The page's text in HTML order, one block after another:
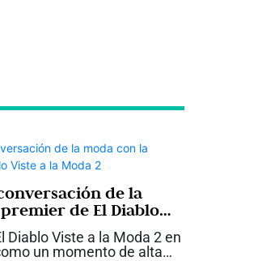
de la
de El Diablo
2
Diablo Viste a la Moda 2 en
un momento de alta